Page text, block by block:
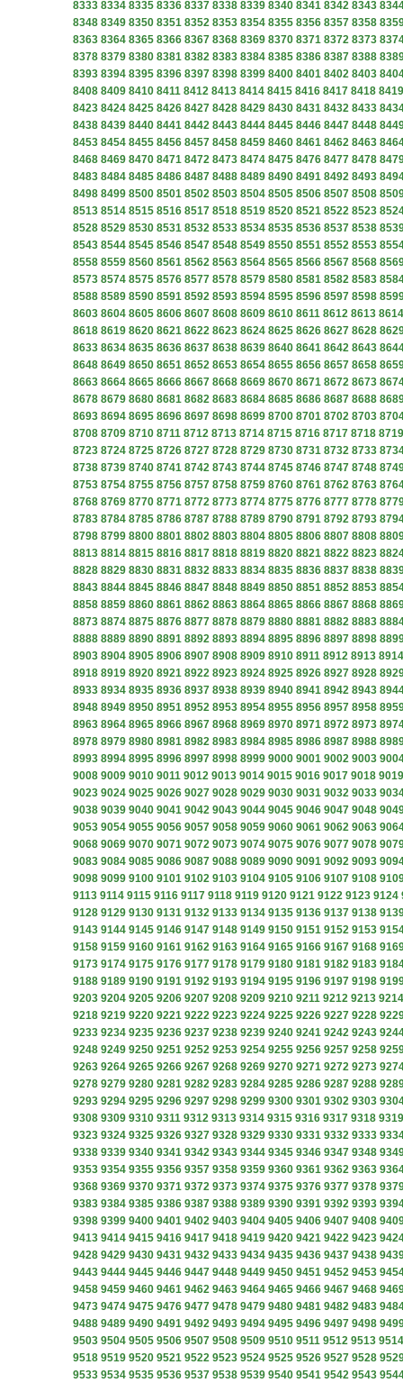
8333 8334 8335 8336 8337 8338 8339 8340 8341 8342 8343
8348 8349 8350 8351 8352 8353 8354 8355 8356 8357 8358
8363 8364 8365 8366 8367 8368 8369 8370 8371 8372 8373
8378 8379 8380 8381 8382 8383 8384 8385 8386 8387 8388
8393 8394 8395 8396 8397 8398 8399 8400 8401 8402 8403
8408 8409 8410 8411 8412 8413 8414 8415 8416 8417 8418 8419
8423 8424 8425 8426 8427 8428 8429 8430 8431 8432 8433
8438 8439 8440 8441 8442 8443 8444 8445 8446 8447 8448
8453 8454 8455 8456 8457 8458 8459 8460 8461 8462 8463
8468 8469 8470 8471 8472 8473 8474 8475 8476 8477 8478
8483 8484 8485 8486 8487 8488 8489 8490 8491 8492 8493
8498 8499 8500 8501 8502 8503 8504 8505 8506 8507 8508
8513 8514 8515 8516 8517 8518 8519 8520 8521 8522 8523
8528 8529 8530 8531 8532 8533 8534 8535 8536 8537 8538
8543 8544 8545 8546 8547 8548 8549 8550 8551 8552 8553
8558 8559 8560 8561 8562 8563 8564 8565 8566 8567 8568
8573 8574 8575 8576 8577 8578 8579 8580 8581 8582 8583
8588 8589 8590 8591 8592 8593 8594 8595 8596 8597 8598
8603 8604 8605 8606 8607 8608 8609 8610 8611 8612 8613 8614
8618 8619 8620 8621 8622 8623 8624 8625 8626 8627 8628
8633 8634 8635 8636 8637 8638 8639 8640 8641 8642 8643
8648 8649 8650 8651 8652 8653 8654 8655 8656 8657 8658
8663 8664 8665 8666 8667 8668 8669 8670 8671 8672 8673
8678 8679 8680 8681 8682 8683 8684 8685 8686 8687 8688
8693 8694 8695 8696 8697 8698 8699 8700 8701 8702 8703
8708 8709 8710 8711 8712 8713 8714 8715 8716 8717 8718 8719
8723 8724 8725 8726 8727 8728 8729 8730 8731 8732 8733
8738 8739 8740 8741 8742 8743 8744 8745 8746 8747 8748
8753 8754 8755 8756 8757 8758 8759 8760 8761 8762 8763
8768 8769 8770 8771 8772 8773 8774 8775 8776 8777 8778
8783 8784 8785 8786 8787 8788 8789 8790 8791 8792 8793
8798 8799 8800 8801 8802 8803 8804 8805 8806 8807 8808
8813 8814 8815 8816 8817 8818 8819 8820 8821 8822 8823
8828 8829 8830 8831 8832 8833 8834 8835 8836 8837 8838
8843 8844 8845 8846 8847 8848 8849 8850 8851 8852 8853
8858 8859 8860 8861 8862 8863 8864 8865 8866 8867 8868
8873 8874 8875 8876 8877 8878 8879 8880 8881 8882 8883
8888 8889 8890 8891 8892 8893 8894 8895 8896 8897 8898
8903 8904 8905 8906 8907 8908 8909 8910 8911 8912 8913 8914
8918 8919 8920 8921 8922 8923 8924 8925 8926 8927 8928
8933 8934 8935 8936 8937 8938 8939 8940 8941 8942 8943
8948 8949 8950 8951 8952 8953 8954 8955 8956 8957 8958
8963 8964 8965 8966 8967 8968 8969 8970 8971 8972 8973
8978 8979 8980 8981 8982 8983 8984 8985 8986 8987 8988
8993 8994 8995 8996 8997 8998 8999 9000 9001 9002 9003
9008 9009 9010 9011 9012 9013 9014 9015 9016 9017 9018 9019
9023 9024 9025 9026 9027 9028 9029 9030 9031 9032 9033
9038 9039 9040 9041 9042 9043 9044 9045 9046 9047 9048
9053 9054 9055 9056 9057 9058 9059 9060 9061 9062 9063
9068 9069 9070 9071 9072 9073 9074 9075 9076 9077 9078
9083 9084 9085 9086 9087 9088 9089 9090 9091 9092 9093
9098 9099 9100 9101 9102 9103 9104 9105 9106 9107 9108
9113 9114 9115 9116 9117 9118 9119 9120 9121 9122 9123 9124
9128 9129 9130 9131 9132 9133 9134 9135 9136 9137 9138
9143 9144 9145 9146 9147 9148 9149 9150 9151 9152 9153
9158 9159 9160 9161 9162 9163 9164 9165 9166 9167 9168
9173 9174 9175 9176 9177 9178 9179 9180 9181 9182 9183
9188 9189 9190 9191 9192 9193 9194 9195 9196 9197 9198
9203 9204 9205 9206 9207 9208 9209 9210 9211 9212 9213 9214
9218 9219 9220 9221 9222 9223 9224 9225 9226 9227 9228
9233 9234 9235 9236 9237 9238 9239 9240 9241 9242 9243
9248 9249 9250 9251 9252 9253 9254 9255 9256 9257 9258
9263 9264 9265 9266 9267 9268 9269 9270 9271 9272 9273
9278 9279 9280 9281 9282 9283 9284 9285 9286 9287 9288
9293 9294 9295 9296 9297 9298 9299 9300 9301 9302 9303
9308 9309 9310 9311 9312 9313 9314 9315 9316 9317 9318 9319
9323 9324 9325 9326 9327 9328 9329 9330 9331 9332 9333
9338 9339 9340 9341 9342 9343 9344 9345 9346 9347 9348
9353 9354 9355 9356 9357 9358 9359 9360 9361 9362 9363
9368 9369 9370 9371 9372 9373 9374 9375 9376 9377 9378
9383 9384 9385 9386 9387 9388 9389 9390 9391 9392 9393
9398 9399 9400 9401 9402 9403 9404 9405 9406 9407 9408
9413 9414 9415 9416 9417 9418 9419 9420 9421 9422 9423
9428 9429 9430 9431 9432 9433 9434 9435 9436 9437 9438
9443 9444 9445 9446 9447 9448 9449 9450 9451 9452 9453
9458 9459 9460 9461 9462 9463 9464 9465 9466 9467 9468
9473 9474 9475 9476 9477 9478 9479 9480 9481 9482 9483
9488 9489 9490 9491 9492 9493 9494 9495 9496 9497 9498
9503 9504 9505 9506 9507 9508 9509 9510 9511 9512 9513 9514
9518 9519 9520 9521 9522 9523 9524 9525 9526 9527 9528
9533 9534 9535 9536 9537 9538 9539 9540 9541 9542 9543